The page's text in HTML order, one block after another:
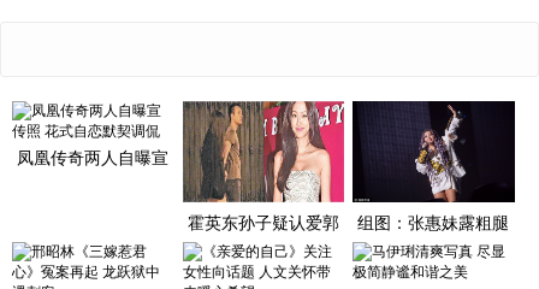
凤凰传奇两人自曝宣
霍英东孙子疑认爱郭
富城前女友：她是好
女孩
组图：张惠妹露粗腿
胖成球 梳脏辫与猛男
贴身